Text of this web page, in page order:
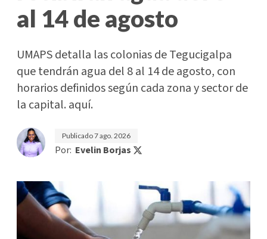
al 14 de agosto
UMAPS detalla las colonias de Tegucigalpa
que tendrán agua del 8 al 14 de agosto, con
horarios definidos según cada zona y sector de
la capital. aquí.
Publicado7 ago. 2026
Por: Evelin Borjas